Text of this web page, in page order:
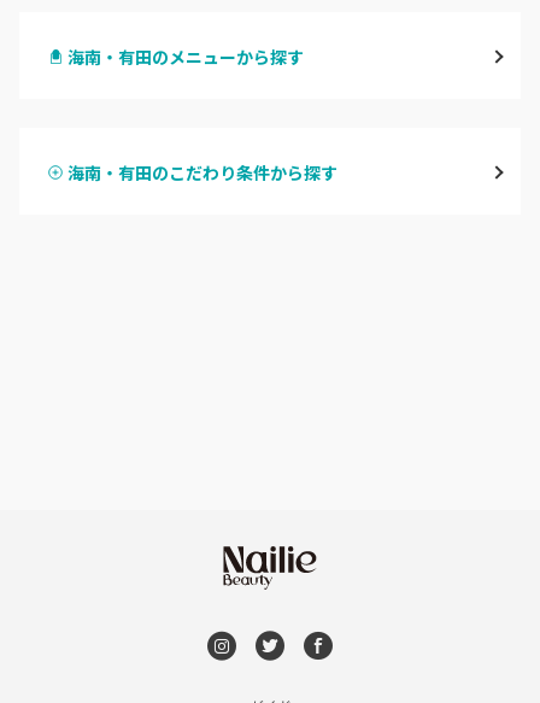
海南・有田
海南・有田のメニューから探す
ハンドスカルプ
海南・有田のこだわり条件から探す